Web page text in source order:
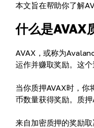
本文旨在帮助你了解
什么是AVAX
AVAX，或称为
运作并赚取奖励。这
当你质押AVAX时，你
币数量获得奖励。质
来自加密质押的奖励